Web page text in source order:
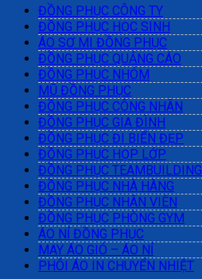
ĐỒNG PHỤC CÔNG TY
ĐỒNG PHỤC HỌC SINH
ÁO SƠ MI ĐỒNG PHỤC
ĐỒNG PHỤC QUẢNG CÁO
ĐỒNG PHỤC NHÓM
MŨ ĐỒNG PHỤC
ĐỒNG PHỤC CÔNG NHÂN
ĐỒNG PHỤC GIA ĐÌNH
ĐỒNG PHỤC ĐI BIỂN ĐẸP
ĐỒNG PHỤC HỌP LỚP
ĐỒNG PHỤC TEAMBUILDING
ĐỒNG PHỤC NHÀ HÀNG
ĐỒNG PHỤC NHÂN VIÊN
ĐỒNG PHỤC PHÒNG GYM
ÁO NỈ ĐỒNG PHỤC
MAY ÁO GIÓ – ÁO NỈ
PHÔI ÁO IN CHUYỂN NHIỆT